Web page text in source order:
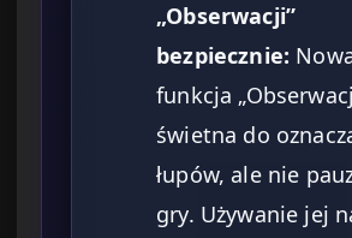
„Obserwacji”
bezpiecznie:
funkcja
świetna do
łupów, ale nie
gry. Używanie jej